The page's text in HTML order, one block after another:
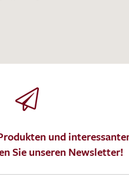
und
Sie unseren Newsletter!